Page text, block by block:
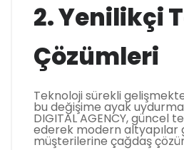
2. Yenilikçi
Çözümleri
Teknoloji sürekli
bu değişime ayak
DIGITAL AGENCY, güncel
ederek modern altyapılar
müşterilerine çağdaş